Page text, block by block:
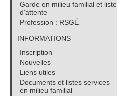
Garde en milieu familial et liste
d'attente
Profession : RSGÉ
INFORMATIONS
Inscription
Nouvelles
Liens utiles
Documents et listes services
en milieu familial